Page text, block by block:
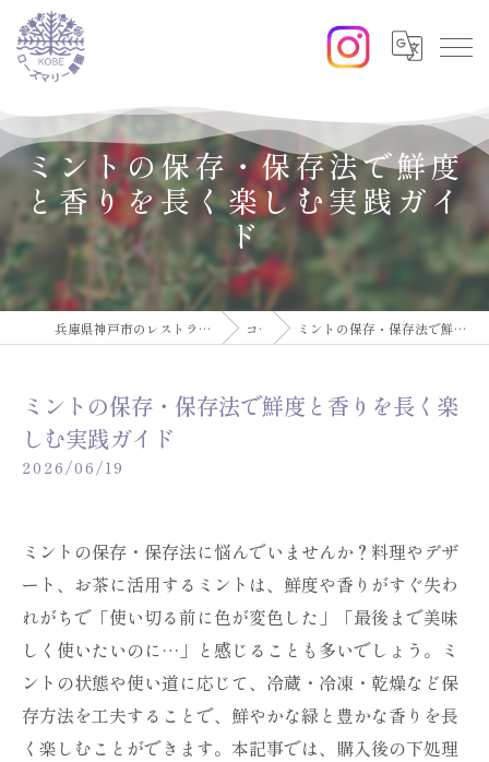
ミントの保存・保存法で鮮度
と香りを長く楽しむ実践ガイ
ド
兵庫県神戸市のレストランならローズマリー農園KOBE コラム ミントの保存・保存法で鮮度と香りを長く楽しむ実践ガイド
ミントの保存・保存法で鮮度と香りを長く楽
しむ実践ガイド
2026/06/19
ミントの保存・保存法に悩んでいませんか？料理やデザ
ート、お茶に活用するミントは、鮮度や香りがすぐ失わ
れがちで「使い切る前に色が変色した」「最後まで美味
しく使いたいのに…」と感じることも多いでしょう。ミ
ントの状態や使い道に応じて、冷蔵・冷凍・乾燥など保
存方法を工夫することで、鮮やかな緑と豊かな香りを長
く楽しむことができます。本記事では、購入後の下処理